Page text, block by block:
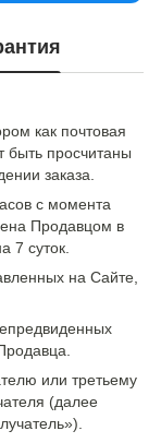
как почтовая
быть просчитаны
заказа.
с момента
Продавцом в
7 суток.
на Сайте,
или третьему
(далее